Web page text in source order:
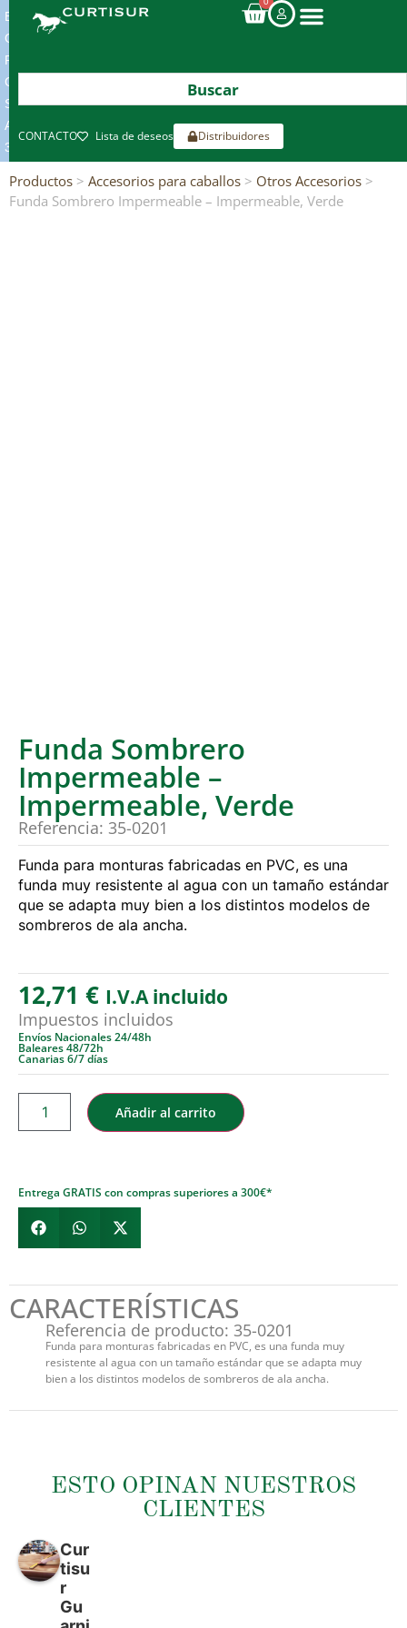
ENVIOS
GRATIS
POR
COMPRAS
SUPERIORES
A
300€*
CONTACTO Lista de deseos Distribuidores
Productos > Accesorios para caballos > Otros Accesorios >
Funda Sombrero Impermeable – Impermeable, Verde
Funda Sombrero
Impermeable –
Impermeable, Verde
Referencia: 35-0201
Funda para monturas fabricadas en PVC, es una
funda muy resistente al agua con un tamaño estándar
que se adapta muy bien a los distintos modelos de
sombreros de ala ancha.
12,71 € I.V.A incluido
Impuestos incluidos
Envíos Nacionales 24/48h
Baleares 48/72h
Canarias 6/7 días
Añadir al carrito
Entrega GRATIS con compras superiores a 300€*
CARACTERÍSTICAS
Referencia de producto: 35-0201
Funda para monturas fabricadas en PVC, es una funda muy
resistente al agua con un tamaño estándar que se adapta muy
bien a los distintos modelos de sombreros de ala ancha.
ESTO OPINAN NUESTROS
CLIENTES
Cur
tisu
r
Gu